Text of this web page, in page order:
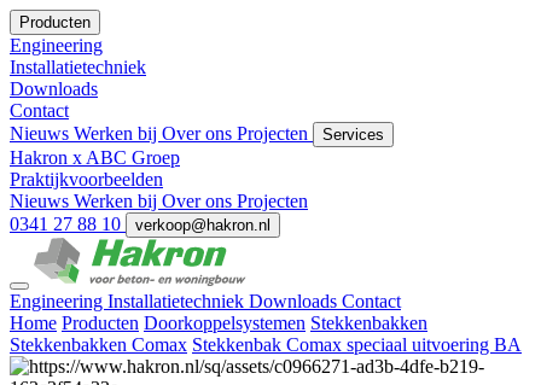
Producten
Engineering
Installatietechniek
Downloads
Contact
Nieuws Werken bij Over ons Projecten Services
Hakron x ABC Groep
Praktijkvoorbeelden
Nieuws Werken bij Over ons Projecten
0341 27 88 10
verkoop@hakron.nl
Engineering Installatietechniek Downloads Contact
Home Producten Doorkoppelsystemen Stekkenbakken
Stekkenbakken Comax Stekkenbak Comax speciaal uitvoering BA